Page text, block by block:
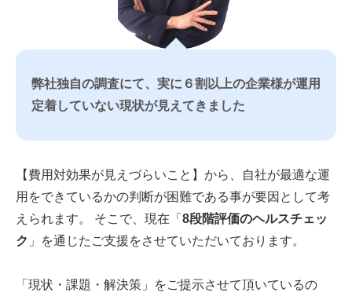
弊社独自の調査にて、実に６割以上の企業様が運用
定着していない現状が見えてきました
【費用対効果が見えづらいこと】から、自社が最適な運
用をできているかの判断が困難である事が要因として考
えられます。 そこで、現在「 8段階評価のヘルスチェッ
ク 」を通じたご支援をさせていただいております。
「現状・課題・解決策」をご提示させて頂いているの